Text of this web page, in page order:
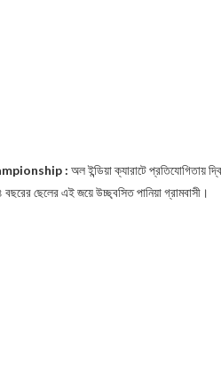
: অল ইন্ডিয়া ক্যারাটে প্রতিযোগিতায়
বছরের ছেলের এই জয়ে উচ্ছ্বসিত পানিয়া গ্রামবাসী।